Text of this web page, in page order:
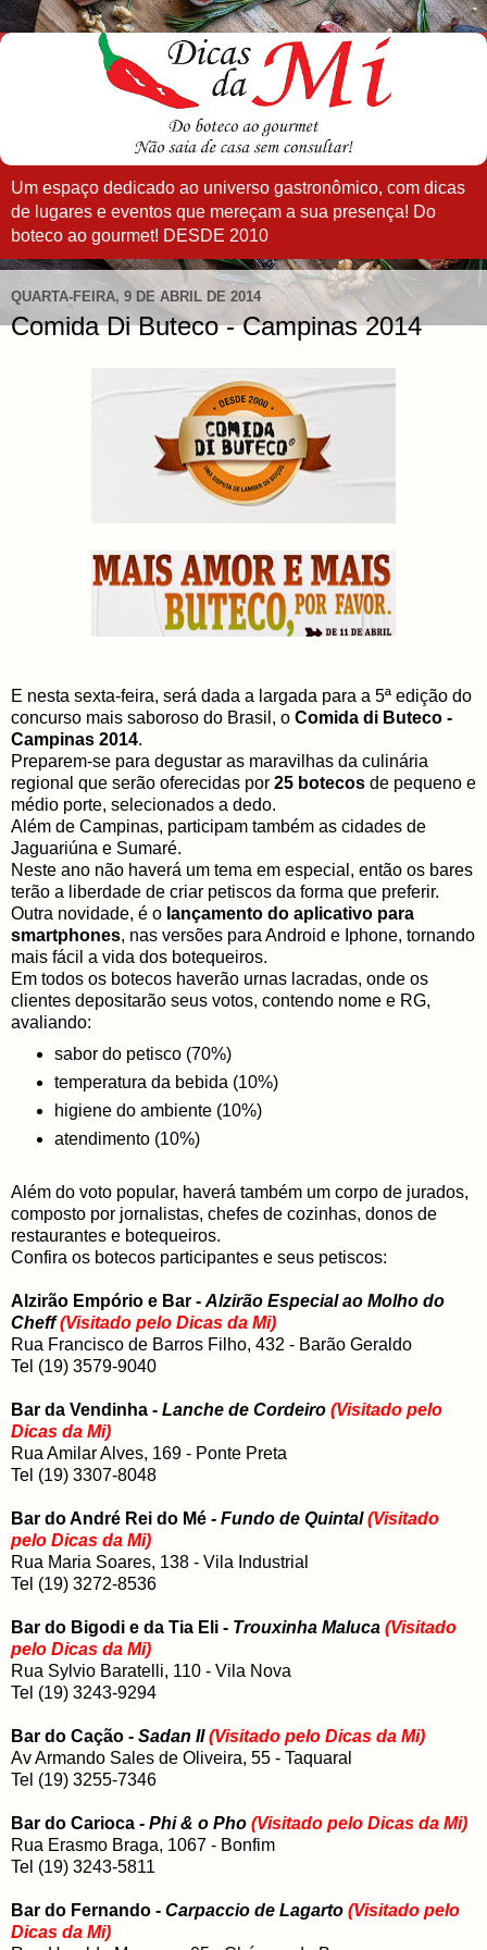
Um espaço dedicado ao universo gastronômico, com dicas
de lugares e eventos que mereçam a sua presença! Do
boteco ao gourmet! DESDE 2010
QUARTA-FEIRA, 9 DE ABRIL DE 2014
Comida Di Buteco - Campinas 2014
E nesta sexta-feira, será dada a largada para a 5ª edição do
concurso mais saboroso do Brasil, o Comida di Buteco -
Campinas 2014.
Preparem-se para degustar as maravilhas da culinária
regional que serão oferecidas por 25 botecos de pequeno e
médio porte, selecionados a dedo.
Além de Campinas, participam também as cidades de
Jaguariúna e Sumaré.
Neste ano não haverá um tema em especial, então os bares
terão a liberdade de criar petiscos da forma que preferir.
Outra novidade, é o lançamento do aplicativo para
smartphones, nas versões para Android e Iphone, tornando
mais fácil a vida dos botequeiros.
Em todos os botecos haverão urnas lacradas, onde os
clientes depositarão seus votos, contendo nome e RG,
avaliando:
sabor do petisco (70%)
temperatura da bebida (10%)
higiene do ambiente (10%)
atendimento (10%)
Além do voto popular, haverá também um corpo de jurados,
composto por jornalistas, chefes de cozinhas, donos de
restaurantes e botequeiros.
Confira os botecos participantes e seus petiscos:
Alzirão Empório e Bar - Alzirão Especial ao Molho do
Cheff(Visitado pelo Dicas da Mi)
Rua Francisco de Barros Filho, 432 - Barão Geraldo
Tel (19) 3579-9040
Bar da Vendinha - Lanche de Cordeiro (Visitado pelo
Dicas da Mi)
Rua Amilar Alves, 169 - Ponte Preta
Tel (19) 3307-8048
Bar do André Rei do Mé - Fundo de Quintal(Visitado
pelo Dicas da Mi)
Rua Maria Soares, 138 - Vila Industrial
Tel (19) 3272-8536
Bar do Bigodi e da Tia Eli - Trouxinha Maluca (Visitado
pelo Dicas da Mi)
Rua Sylvio Baratelli, 110 - Vila Nova
Tel (19) 3243-9294
Bar do Cação - Sadan II(Visitado pelo Dicas da Mi)
Av Armando Sales de Oliveira, 55 - Taquaral
Tel (19) 3255-7346
Bar do Carioca - Phi & o Pho (Visitado pelo Dicas da Mi)
Rua Erasmo Braga, 1067 - Bonfim
Tel (19) 3243-5811
Bar do Fernando - Carpaccio de Lagarto (Visitado pelo
Dicas da Mi)